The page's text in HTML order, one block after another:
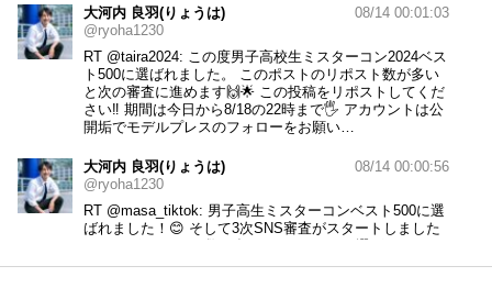
大河内 良羽(りょうは)
@ryoha1230
08/14 00:01:03
RT @taira2024: この度男子高校生ミスターコン2024ベス
ト500に選ばれました。 このポストのリポスト数が多い
と次の審査に進めます🙌🌟 この投稿をリポストしてくだ
さい‼︎ 期間は今日から8/18の22時まで🖐️ アカウントは公
開垢でモデルプレスのフォローをお願い…
大河内 良羽(りょうは)
@ryoha1230
08/14 00:00:56
RT @masa_tiktok: 男子高生ミスターコンベスト500に選
ばれました！😊 そして3次SNS審査がスタートしました
ファイナル審査に進めます！🔥 この投稿をリポストして